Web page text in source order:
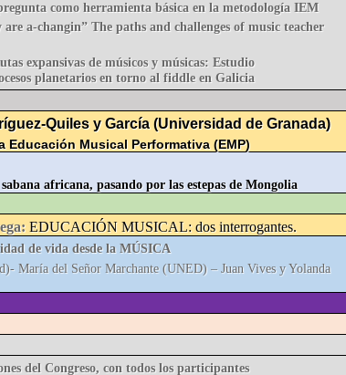
como herramienta básica en la metodología IEM
are a-changin” The paths and challenges of music teacher
expansivas de músicos y músicas: Estudio
planetarios en torno al fiddle en Galicia
Quiles y García (Universidad de Granada)
Educación Musical Performativa (EMP)
africana, pasando por las estepas de Mongolia
EDUCACIÓN MUSICAL: dos interrogantes.
de vida desde la MÚSICA
María del Señor Marchante (UNED) – Juan Vives y Yolanda
del Congreso, con todos los participantes